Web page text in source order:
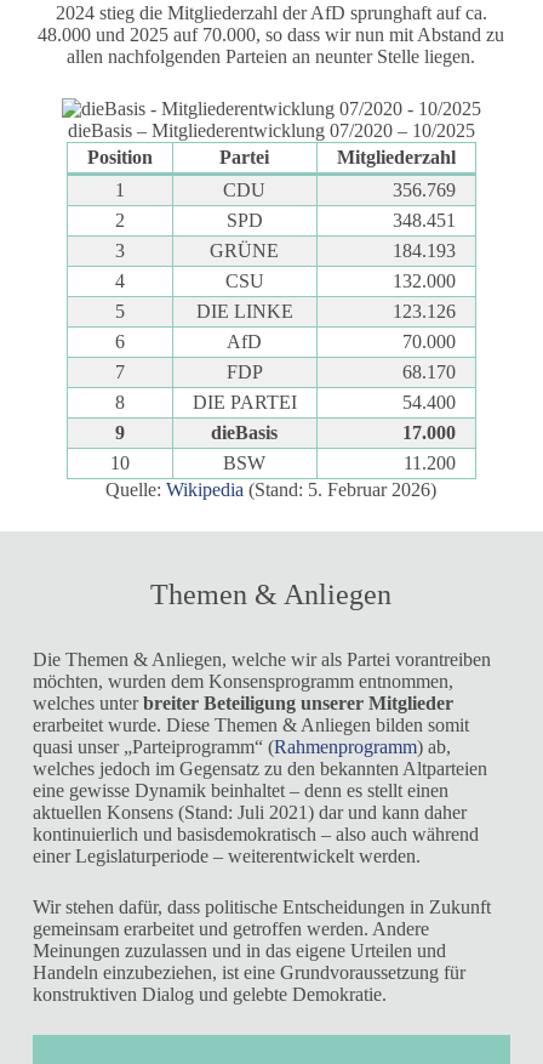
2024 stieg die Mitgliederzahl der AfD sprunghaft auf ca.
48.000 und 2025 auf 70.000, so dass wir nun mit Abstand zu
allen nachfolgenden Parteien an neunter Stelle liegen.
dieBasis – Mitgliederentwicklung 07/2020 – 10/2025
Position
Partei
Mitgliederzahl
1
CDU
356.769
2
SPD
348.451
3
GRÜNE
184.193
4
CSU
132.000
5
DIE LINKE
123.126
6
AfD
70.000
7
FDP
68.170
8
DIE PARTEI
54.400
9
dieBasis
17.000
10
BSW
11.200
Quelle:Wikipedia (Stand: 5. Februar 2026)
Themen & Anliegen
Die Themen & Anliegen, welche wir als Partei vorantreiben
möchten, wurden dem Konsensprogramm entnommen,
welches unterbreiter Beteiligung unserer Mitglieder
erarbeitet wurde. Diese Themen & Anliegen bilden somit
quasi unser „Parteiprogramm“ (Rahmenprogramm) ab,
welches jedoch im Gegensatz zu den bekannten Altparteien
eine gewisse Dynamik beinhaltet – denn es stellt einen
aktuellen Konsens (Stand: Juli 2021) dar und kann daher
kontinuierlich und basisdemokratisch – also auch während
einer Legislaturperiode – weiterentwickelt werden.
Wir stehen dafür, dass politische Entscheidungen in Zukunft
gemeinsam erarbeitet und getroffen werden. Andere
Meinungen zuzulassen und in das eigene Urteilen und
Handeln einzubeziehen, ist eine Grundvoraussetzung für
konstruktiven Dialog und gelebte Demokratie.